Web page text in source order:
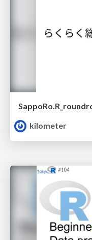
kilometer